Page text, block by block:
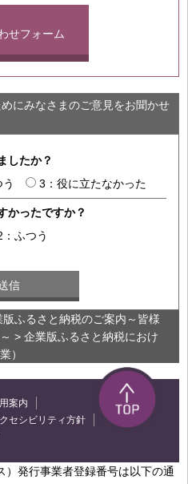
せフォーム
にみなさまのご意見をお聞かせ
したか？
3：役に立たなかった
かったですか？
：ふつう
版ふるさと納税のご案内～皆様
> 企業版ふるさと納税におけ
）
案内
セシビリティ方針
）発行事業者登録番号は以下の通